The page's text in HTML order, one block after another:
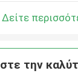
Δείτε
την